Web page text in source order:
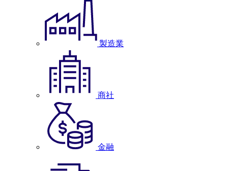
製造業
商社
金融